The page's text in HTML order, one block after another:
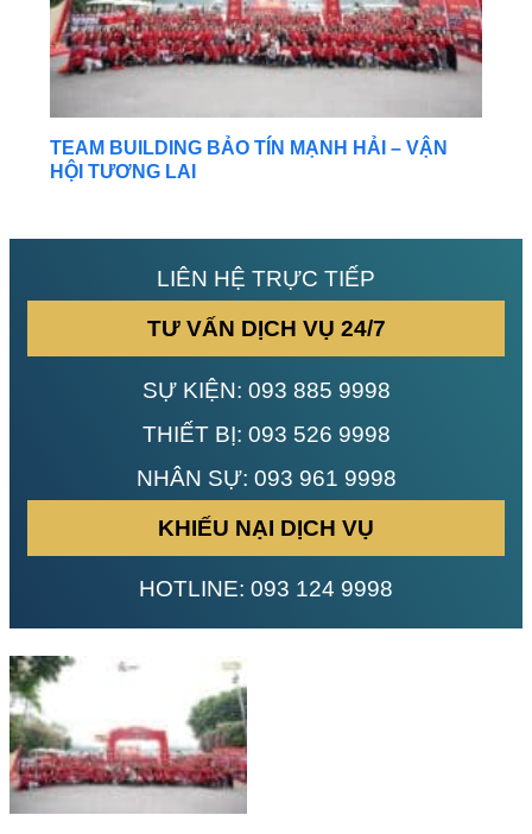
TEAM BUILDING BẢO TÍN MẠNH HẢI – VẬN
HỘI TƯƠNG LAI
LIÊN HỆ TRỰC TIẾP
TƯ VẤN DỊCH VỤ 24/7
SỰ KIỆN: 093 885 9998
THIẾT BỊ: 093 526 9998
NHÂN SỰ: 093 961 9998
KHIẾU NẠI DỊCH VỤ
HOTLINE: 093 124 9998